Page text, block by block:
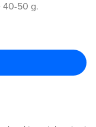
40-50 g.